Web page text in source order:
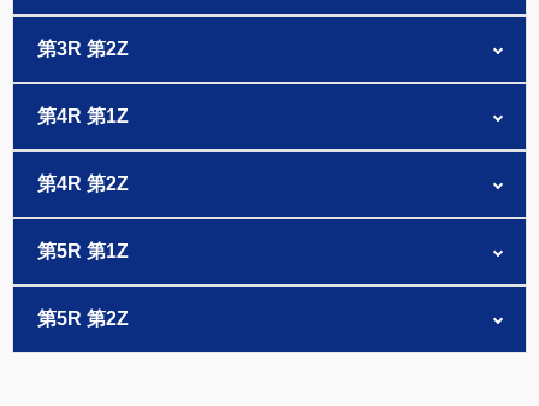
第3R 第2Z
第4R 第1Z
第4R 第2Z
第5R 第1Z
第5R 第2Z